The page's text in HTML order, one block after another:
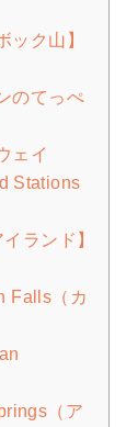
ック山】
のてっぺ
ェイ
Stations
ランド】
Falls（カ
（ア